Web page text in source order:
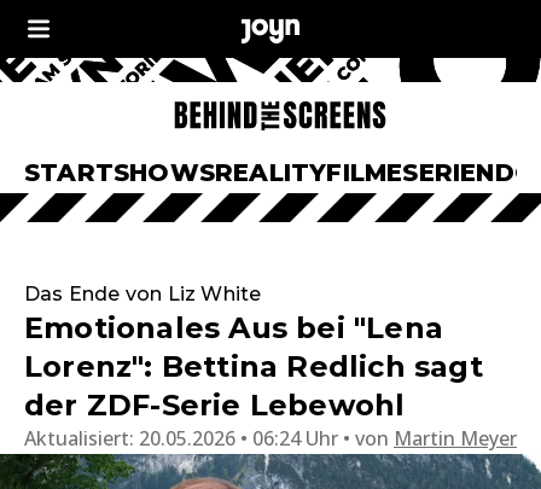
STARTSHOWSREALITYFILMESERIEN
Das Ende von Liz White
Emotionales Aus bei "Lena
Lorenz": Bettina Redlich sagt
der ZDF-Serie Lebewohl
Aktualisiert: 20.05.2026 • 06:24 Uhr von Martin Meyer